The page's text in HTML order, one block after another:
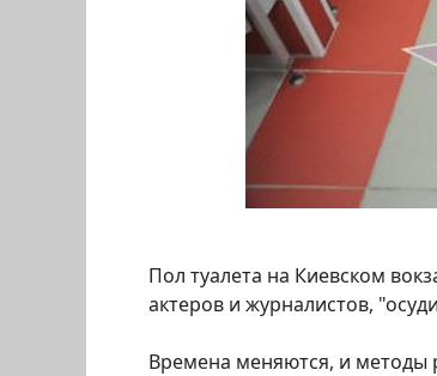
Пол туалета на Киевском
актеров и журналистов,
Времена меняются, и методы